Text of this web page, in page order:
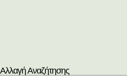
Αλλαγή Αναζήτησης